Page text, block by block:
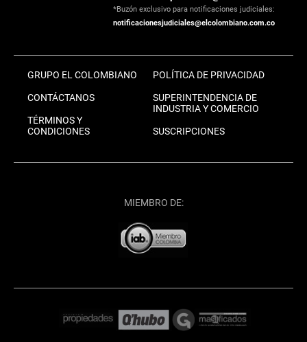
*Buzón exclusivo para notificaciones judiciales:
notificacionesjudiciales@elcolombiano.com.co
GRUPO EL COLOMBIANO
CONTÁCTANOS
TÉRMINOS Y
CONDICIONES
POLÍTICA DE PRIVACIDAD
SUPERINTENDENCIA DE
INDUSTRIA Y COMERCIO
SUSCRIPCIONES
MIEMBRO DE: